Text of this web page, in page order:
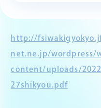
http://
net.ne.jp/wordpress/
content/uploads/
27shikyou.pdf